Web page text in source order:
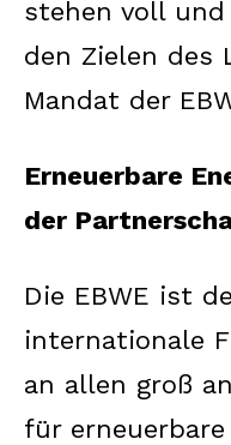
stehen voll
den Zielen des
Mandat der
Erneuerbare
der
Die EBWE ist
internationale
an allen groß
für